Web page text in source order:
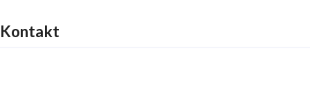
Kontakt